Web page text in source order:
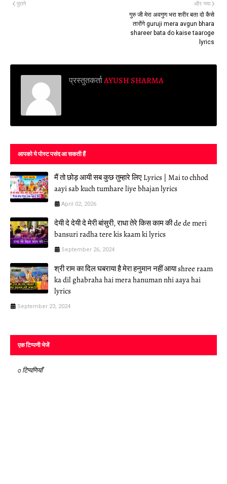
और नया
गुरु जी मेरा अवगुण भरा शरीर बता दो कैसे
तारोंगे guruji mera avgun bhara
shareer bata do kaise taaroge
lyrics
पुराने
प्रस्तुतकर्ताAYUSH SHARMA
आपको ये पोस्ट पसंद आ सकती हैं
मैं तो छोड़ आयी सब कुछ तुम्हारे लिए Lyrics | Mai to chhod
aayi sab kuch tumhare liye bhajan lyrics
April 02, 2026
देयी दे देयी दे मेरी बांसुरी, राधा तेरे किस काम की de de meri
bansuri radha tere kis kaam ki lyrics
September 26, 2024
श्री राम का दिल घबराया है मेरा हनुमान नहीं आया shree raam
ka dil ghabraha hai mera hanuman nhi aaya hai
lyrics
September 23, 2024
एक टिप्पणी भेजें
0 टिप्पणियाँ